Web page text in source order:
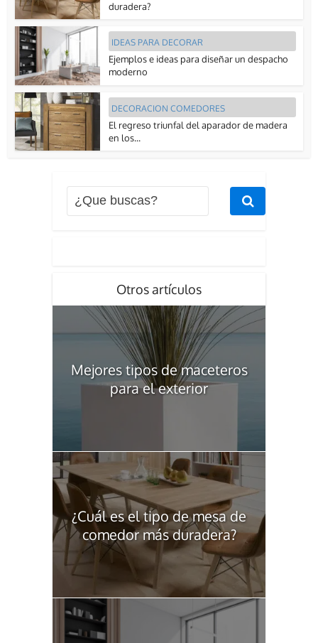
duradera?
IDEAS PARA DECORAR
Ejemplos e ideas para diseñar un despacho
moderno
DECORACION COMEDORES
El regreso triunfal del aparador de madera
en los...
Otros artículos
Mejores tipos de maceteros
para el exterior
¿Cuál es el tipo de mesa de
comedor más duradera?